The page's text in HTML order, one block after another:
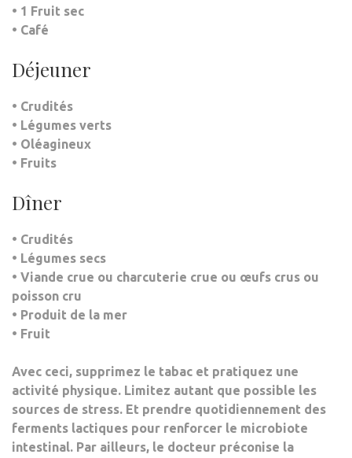
• 1 Fruit sec
• Café
Déjeuner
• Crudités
• Légumes verts
• Oléagineux
• Fruits
Dîner
• Crudités
• Légumes secs
• Viande crue ou charcuterie crue ou œufs crus ou
poisson cru
• Produit de la mer
• Fruit
Avec ceci, supprimez le tabac et pratiquez une
activité physique. Limitez autant que possible les
sources de stress. Et prendre quotidiennement des
ferments lactiques pour renforcer le microbiote
intestinal. Par ailleurs, le docteur préconise la